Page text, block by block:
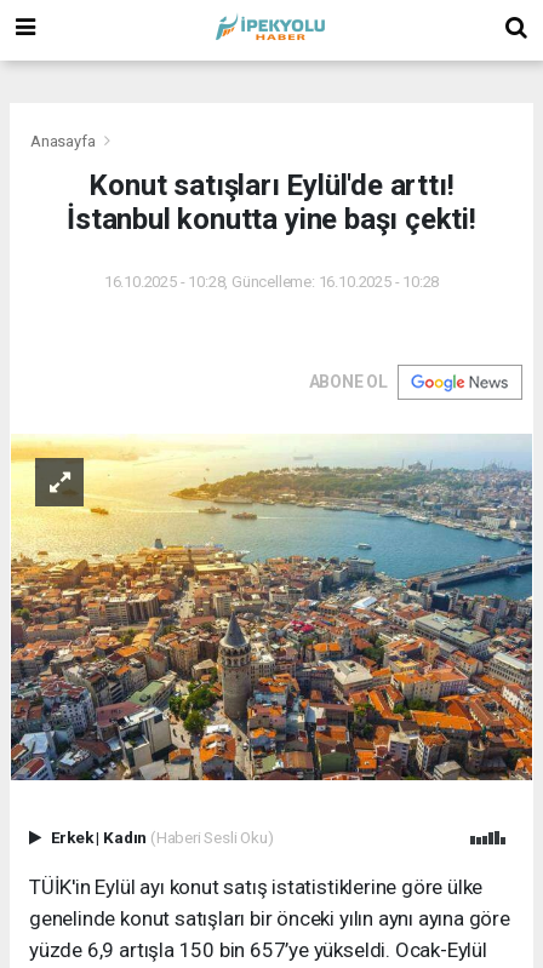
Anasayfa
Konut satışları Eylül'de arttı!
İstanbul konutta yine başı çekti!
16.10.2025 - 10:28, Güncelleme: 16.10.2025 - 10:28
ABONE OL
Erkek| Kadın (Haberi Sesli Oku)
TÜİK'in Eylül ayı konut satış istatistiklerine göre ülke
genelinde konut satışları bir önceki yılın aynı ayına göre
yüzde 6,9 artışla 150 bin 657’ye yükseldi. Ocak-Eylül